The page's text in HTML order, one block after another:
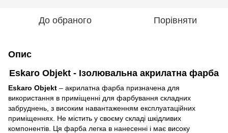
До обраного Порівняти
Опис
Eskaro Objekt - Ізолювальна акрилатна фарба
Eskaro Objekt – акрилатна фарба призначена для
використання в приміщенні для фарбування складних
забруднень, з високим навантаженням експлуатаційних
приміщеннях. Не містить у своєму складі шкідливих
компонентів. Ця фарба легка в нанесенні і має високу